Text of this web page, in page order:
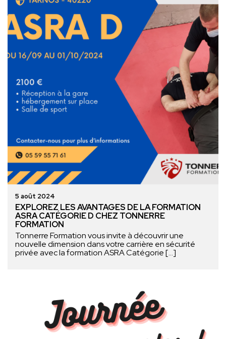
5 août 2024
EXPLOREZ LES AVANTAGES DE LA FORMATION
ASRA CATÉGORIE D CHEZ TONNERRE
FORMATION
Tonnerre Formation vous invite à découvrir une
nouvelle dimension dans votre carrière en sécurité
privée avec la formation ASRA Catégorie […]